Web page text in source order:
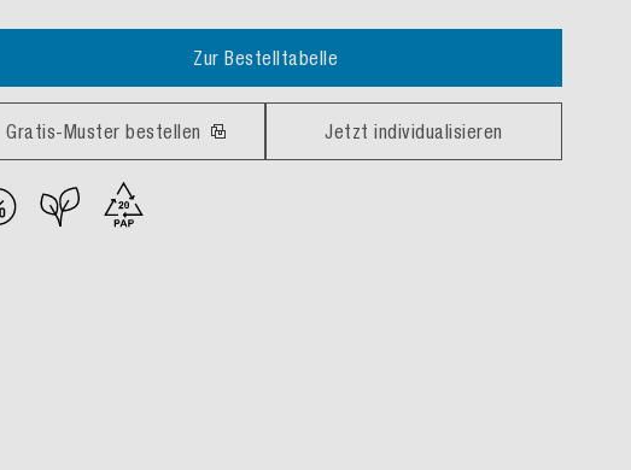
Zur Bestelltabelle
Gratis-Muster bestellen Jetzt individualisieren